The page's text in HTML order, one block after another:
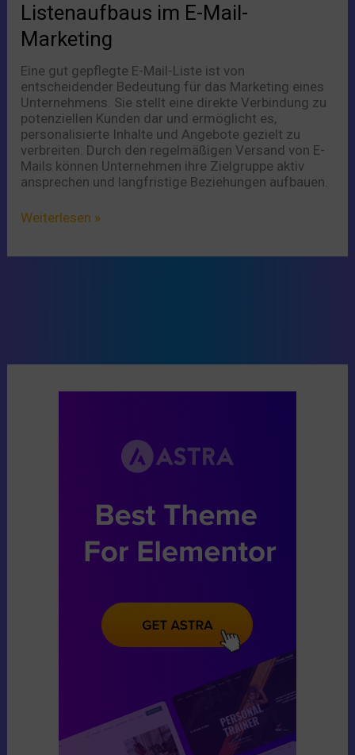
Listenaufbaus im E-Mail-
Marketing
Eine gut gepflegte E-Mail-Liste ist von
entscheidender Bedeutung für das Marketing eines
Unternehmens. Sie stellt eine direkte Verbindung zu
potenziellen Kunden dar und ermöglicht es,
personalisierte Inhalte und Angebote gezielt zu
verbreiten. Durch den regelmäßigen Versand von E-
Mails können Unternehmen ihre Zielgruppe aktiv
ansprechen und langfristige Beziehungen aufbauen.
Kunst
des
Listenaufbaus
E-
Mail-
Marketing
Weiterlesen »